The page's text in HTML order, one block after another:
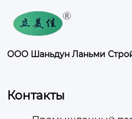
ООО Шаньдун Ланьми
Контакты